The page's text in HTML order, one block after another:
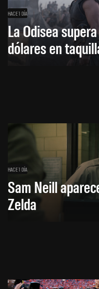
HACE 1 DÍA
La Odisea
dólares en
HACE 1 DÍA
Sam Neill
Zelda